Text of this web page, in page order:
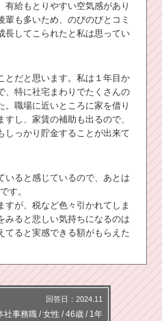
有給もとりやすい空気感があり
輩も多いため、のびのびとコミ
長してこられたと私は思ってい
とだと思います。私は１年目か
、特に社宅まわりでたくさんの
。職場に近いところに家を借り
し、家賃の補助も出るので、
しっかり貯金することが出来て
いると感じているので、あとは
す。
すが、税など色々引かれてしま
みると悲しい気持ちになるのは
ると実感できる額がもらえた
回答日：2024.11
社事務職 /女性 / 46歳 / 1年